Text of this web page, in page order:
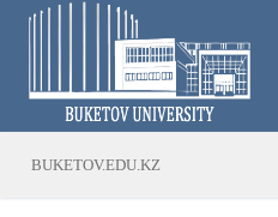
BUKETOV.EDU.KZ